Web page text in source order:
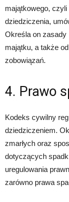
majątkowego, czyli
dziedziczenia,
Określa on zasady
majątku, a także
zobowiązań.
4. Prawo
Kodeks cywilny
dziedziczeniem.
zmarłych oraz
dotyczących
uregulowania
zarówno prawa